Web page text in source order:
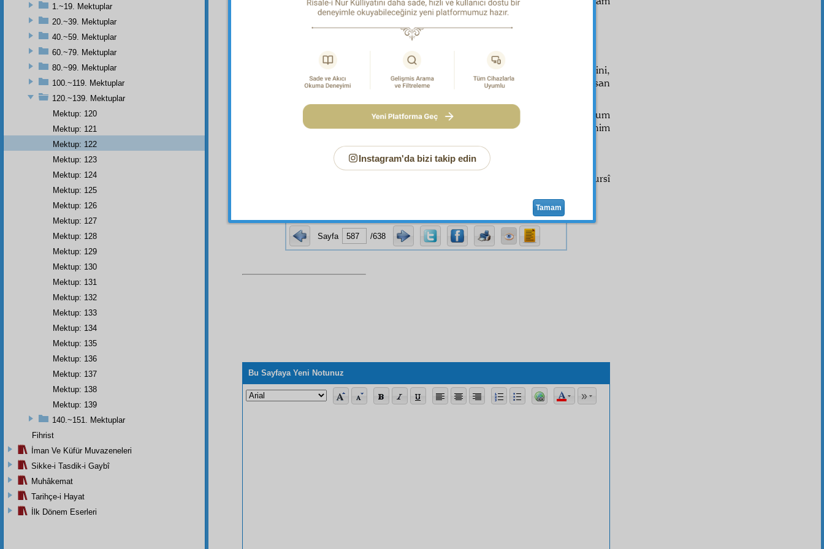
Üstadımızın vasiyetnâmesi
Hem benim şahsımın, hem Risale-i Nur’un şahs-ı mânevîsinin sermayesini,
kendilerini Risale-i Nur’un hizmetine vakfedenlerin tayınlarına vermek, hususan
Şimdiye kadar birkaç senedir tayınatları verilen Nur talebeleri, haslara malum
olmuş. Ben de yanımda şimdi bulunan kardeşlerimi kendime vâris ve benim
Evet, bu vasiyetnameyi tasdik ediyorum.
Said Nursî
Sayfa /638
Bu Sayfaya Yeni Notunuz
1.~19. Mektuplar
20.~39. Mektuplar
40.~59. Mektuplar
60.~79. Mektuplar
80.~99. Mektuplar
100.~119. Mektuplar
120.~139. Mektuplar
Mektup: 120
Mektup: 121
Mektup: 122
Mektup: 123
Mektup: 124
Mektup: 125
Mektup: 126
Mektup: 127
Mektup: 128
Mektup: 129
Mektup: 130
Mektup: 131
Mektup: 132
Mektup: 133
Mektup: 134
Mektup: 135
Mektup: 136
Mektup: 137
Mektup: 138
Mektup: 139
140.~151. Mektuplar
Fihrist
İman Ve Küfür Muvazeneleri
Sikke-i Tasdik-i Gaybî
Muhâkemat
Tarihçe-i Hayat
İlk Dönem Eserleri
Instagram'da bizi takip edin
Tamam